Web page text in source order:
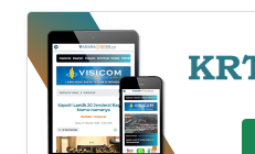
WAHANA
TRAVEL
WAHANA
SPORT